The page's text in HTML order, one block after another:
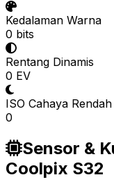
Kedalaman Warna
0 bits
Rentang Dinamis
0 EV
ISO Cahaya Rendah
0
Sensor &
Coolpix S32